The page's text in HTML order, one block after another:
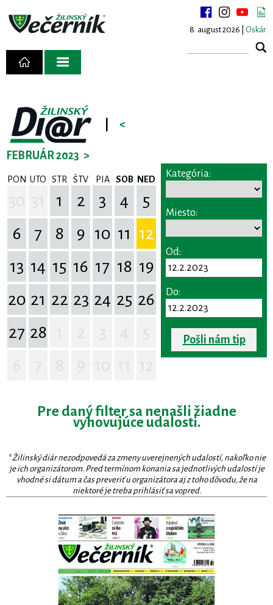
8. august 2026 | Oskár
<
FEBRUÁR 2023 >
PON UTO STR ŠTV PIA SOB NED
1 2 3 4
5
6
7 8 9 10 11 12
13 14 15 16 17 18 19
20 21 22 23 24 25 26
27 28
Kategória:
Miesto:
Od:
Do:
Pošli nám tip
Pre daný filter sa nenašli žiadne
vyhovujúce udalosti.
* Žilinský diár nezodpovedá za zmeny uverejnených udalostí, nakoľko nie
je ich organizátorom. Pred termínom konania sa jednotlivých udalostí je
vhodné si dátum a čas preveriť u organizátora aj z toho dôvodu, že na
niektoré je treba prihlásiť sa vopred.